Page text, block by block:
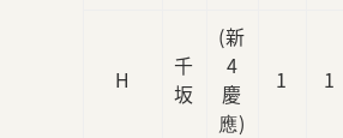
H
千
坂
(新
4
慶
應)
1 1